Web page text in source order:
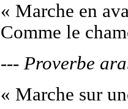
« Marche en
Comme le
--- Proverbe
« Marche sur